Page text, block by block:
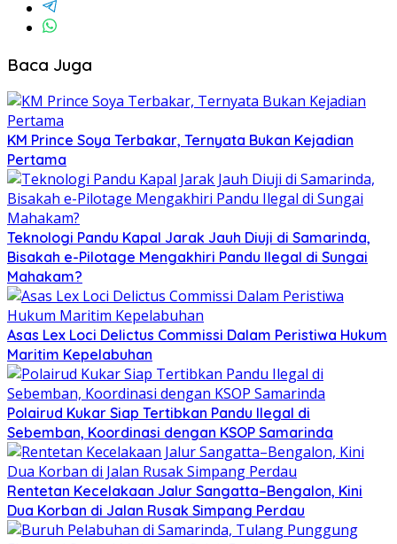
Baca Juga
KM Prince Soya Terbakar, Ternyata Bukan Kejadian
Pertama
Teknologi Pandu Kapal Jarak Jauh Diuji di Samarinda,
Bisakah e-Pilotage Mengakhiri Pandu Ilegal di Sungai
Mahakam?
Asas Lex Loci Delictus Commissi Dalam Peristiwa Hukum
Maritim Kepelabuhan
Polairud Kukar Siap Tertibkan Pandu Ilegal di
Sebemban, Koordinasi dengan KSOP Samarinda
Rentetan Kecelakaan Jalur Sangatta–Bengalon, Kini
Dua Korban di Jalan Rusak Simpang Perdau